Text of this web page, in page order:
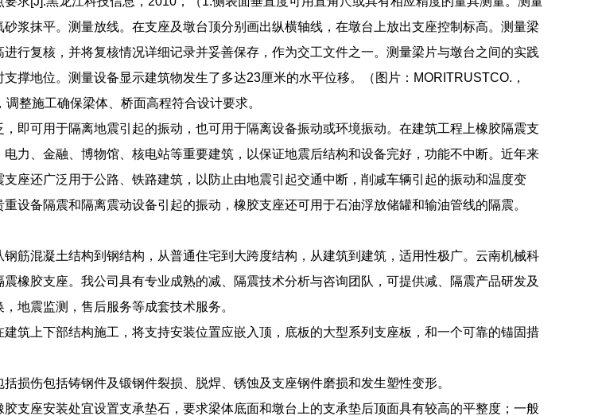
浆抹平。测量放线。在支座及墩台顶分别画出纵横轴线，在墩台上放出支座控制标高。测量梁
行复核，并将复核情况详细记录并妥善保存，作为交工文件之一。测量梁片与墩台之间的实践
撑地位。测量设备显示建筑物发生了多达23厘米的水平位移。（图片：MORITRUSTCO.，
整施工确保梁体、桥面高程符合设计要求。
即可用于隔离地震引起的振动，也可用于隔离设备振动或环境振动。在建筑工程上橡胶隔震支
力、金融、博物馆、核电站等重要建筑，以保证地震后结构和设备完好，功能不中断。近年来
座还广泛用于公路、铁路建筑，以防止由地震引起交通中断，削减车辆引起的振动和温度变
设备隔震和隔离震动设备引起的振动，橡胶支座还可用于石油浮放储罐和输油管线的隔震。
筋混凝土结构到钢结构，从普通住宅到大跨度结构，从建筑到建筑，适用性极广。云南机械科
橡胶支座。我公司具有专业成熟的减、隔震技术分析与咨询团队，可提供减、隔震产品研发及
地震监测，售后服务等成套技术服务。
筑上下部结构施工，将支持安装位置应嵌入顶，底板的大型系列支座板，和一个可靠的锚固措
损伤包括铸钢件及锻钢件裂损、脱焊、锈蚀及支座钢件磨损和发生塑性变形。
支座安装处宜设置支承垫石，要求梁体底面和墩台上的支承垫后顶面具有较高的平整度；一般